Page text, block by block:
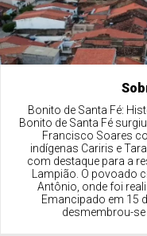
Bonito de Santa Fé:
Bonito de Santa Fé
Francisco Soares
indígenas Cariris e
com destaque para a
Lampião. O povoado
Antônio, onde foi
Emancipado em 15
desmembrou-